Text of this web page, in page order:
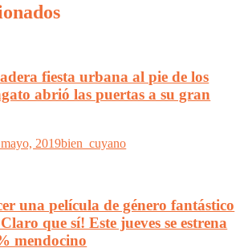
fiesta urbana al pie de los
abrió las puertas a su gran
2019bien_cuyano
una película de género fantástico
que sí! Este jueves se estrena
mendocino